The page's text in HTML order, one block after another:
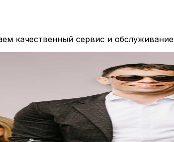
качественный сервис и обслуживание